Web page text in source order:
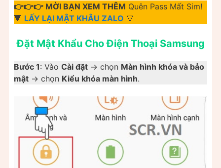
👉👉👉 MỜI BẠN XEM THÊM Quên Pass Mất Sim!
🔻 LẤY LẠI MẬT KHÂU ZALO 🔻
Đặt Mật Khẩu Cho Điện Thoại Samsung
Bước 1: Vào Cài đặt -> chọn Màn hình khóa và bảo
mật -> chọn Kiểu khóa màn hình.